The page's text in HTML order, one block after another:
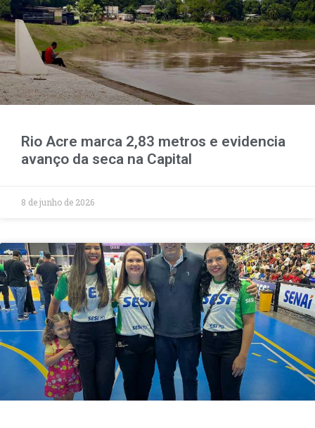
Rio Acre marca 2,83 metros e evidencia
avanço da seca na Capital
8 de junho de 2026